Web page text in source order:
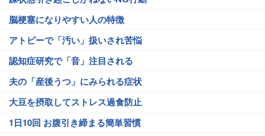
脳梗塞になりやすい人の特徴
アトピーで「汚い」扱いされ苦悩
認知症研究で「音」注目される
夫の「産後うつ」にみられる症状
大豆を摂取してストレス過食防止
1日10回 お腹引き締まる簡単習慣